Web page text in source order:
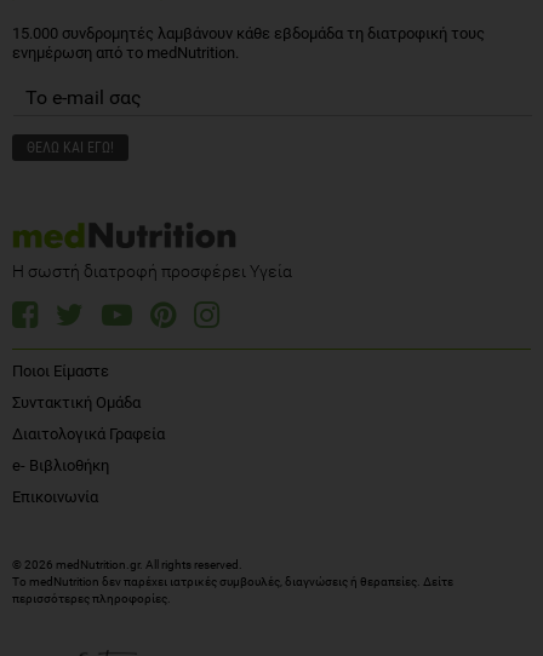
15.000 συνδρομητές λαμβάνουν κάθε εβδομάδα τη διατροφική τους
ενημέρωση από το medNutrition.
Η σωστή διατροφή προσφέρει Υγεία
Ποιοι Είμαστε
Συντακτική Ομάδα
Διαιτολογικά Γραφεία
e- Βιβλιοθήκη
Επικοινωνία
© 2026 medNutrition.gr. All rights reserved.
Το medNutrition δεν παρέχει ιατρικές συμβουλές, διαγνώσεις ή θεραπείες. Δείτε
περισσότερες πληροφορίες